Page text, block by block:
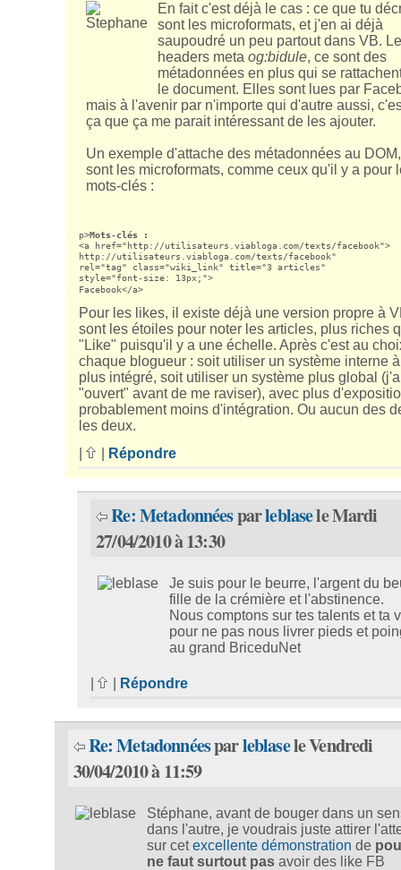
En fait c'est déjà le cas : ce que tu
sont les microformats, et j'en ai déjà
saupoudré un peu partout dans VB.
headers metaog:bidule, ce sont des
métadonnées en plus qui se
le document. Elles sont lues par
mais à l'avenir par n'importe qui d'autre aussi,
ça que ça me parait intéressant de les ajouter.
Un exemple d'attache des métadonnées au
sont les microformats, comme ceux qu'il y a pour
mots-clés :
p>Mots-clés :
<a href="http://utilisateurs.viabloga.com/texts/facebook">
http://utilisateurs.viabloga.com/texts/facebook"
rel="tag" class="wiki_link" title="3 articles"
style="font-size: 13px;">
Facebook</a>
Pour les likes, il existe déjà une version propre à
sont les étoiles pour noter les articles, plus riches
"Like" puisqu'il y a une échelle. Après c'est au
chaque blogueur : soit utiliser un système interne
plus intégré, soit utiliser un système plus global
"ouvert" avant de me raviser), avec plus
probablement moins d'intégration. Ou aucun des
les deux.
|
Répondre
Re: Metadonnéesparleblasele Mardi
27/04/2010 à 13:30
Je suis pour le beurre, l'argent du
fille de la crémière et l'abstinence.
Nous comptons sur tes talents et ta
pour ne pas nous livrer pieds et
au grand BriceduNet
| Répondre
Re: Metadonnéesparleblasele Vendredi
30/04/2010 à 11:59
Stéphane, avant de bouger dans un
dans l'autre, je voudrais juste attirer
sur cetexcellente démonstration de
ne faut surtout pasavoir des like FB